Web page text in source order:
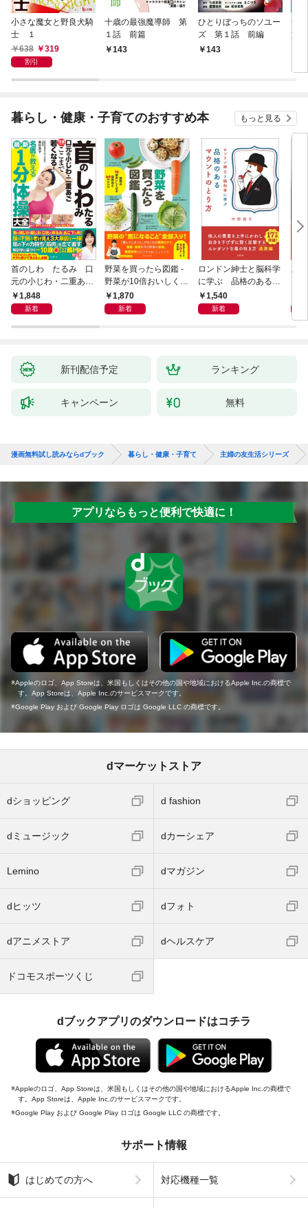
小さな魔女と野良犬騎
士 １
638
319
割引
十歳の最強魔導師 第
１話 前篇
143
ひとりぼっちのソユー
ズ 第１話 前編
143
無
第
暮らし・健康・子育てのおすすめ本 もっと見る
首のしわ たるみ 口
元の小じわ・二重あ
ご 何歳からでもここ
まで若くなる！ 名医
大全
1,848
新着
野菜を買ったら図鑑 -
野菜が10倍おいしくな
る保存法と64のレシピ
-
1,870
新着
ロンドン紳士と脳科学
に学ぶ 品格のあるマ
ウントのとり方
1,540
新着
新
新刊配信予定 ランキング
キャンペーン 無料
漫画無料試し読みならdブック 暮らし・健康・子育て 主婦の友生活シリーズ
アプリならもっと便利で快適に！
Appleのロゴ、App Storeは、米国もしくはその他の国や地域におけるApple Inc.の商標で
す。App Storeは、Apple Inc.のサービスマークです。
Google Play および Google Play ロゴは Google LLC の商標です。
dマーケットストア
dショッピング d fashion
dミュージック dカーシェア
Lemino dマガジン
dヒッツ dフォト
dアニメストア dヘルスケア
ドコモスポーツくじ
dブックアプリのダウンロードはコチラ
Appleのロゴ、App Storeは、米国もしくはその他の国や地域におけるApple Inc.の商標で
す。App Storeは、Apple Inc.のサービスマークです。
Google Play および Google Play ロゴは Google LLC の商標です。
サポート情報
はじめての方へ 対応機種一覧